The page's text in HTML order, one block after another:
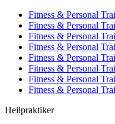
Fitness & Personal
Fitness & Personal
Fitness & Personal
Fitness & Personal
Fitness & Personal
Fitness & Personal
Fitness & Personal
Fitness & Personal
Heilpraktiker